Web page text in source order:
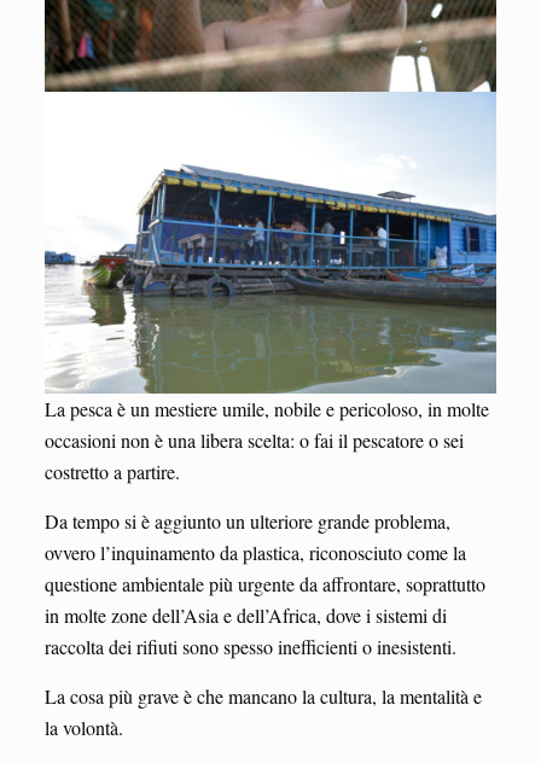
La pesca è un mestiere umile, nobile e pericoloso, in molte
occasioni non è una libera scelta: o fai il pescatore o sei
costretto a partire.
Da tempo si è aggiunto un ulteriore grande problema,
ovvero l’inquinamento da plastica, riconosciuto come la
questione ambientale più urgente da affrontare, soprattutto
in molte zone dell’Asia e dell’Africa, dove i sistemi di
raccolta dei rifiuti sono spesso inefficienti o inesistenti.
La cosa più grave è che mancano la cultura, la mentalità e
la volontà.